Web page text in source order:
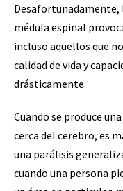
Desafortunadamente,
médula espinal
incluso aquellos que
calidad de vida y
drásticamente.
Cuando se produce
cerca del cerebro, es
una parálisis
cuando una persona